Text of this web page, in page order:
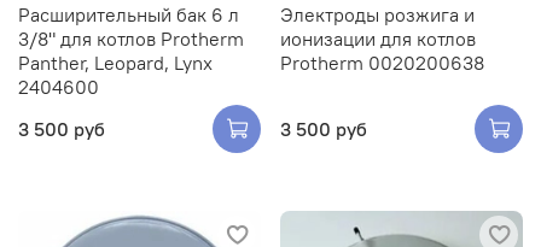
Расширительный бак 6 л
3/8" для котлов Protherm
Panther, Leopard, Lynx
2404600
3 500 руб
Электроды розжига и
ионизации для котлов
Protherm 0020200638
3 500 руб